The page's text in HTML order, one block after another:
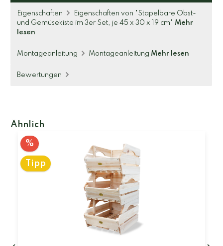
Eigenschaften
Eigenschaften von "Stapelbare Obst-
und Gemüsekiste im 3er Set, je 45 x 30 x 19 cm" Mehr
lesen
Montageanleitung Montageanleitung Mehr lesen
Bewertungen
Ähnlich
%
Tipp